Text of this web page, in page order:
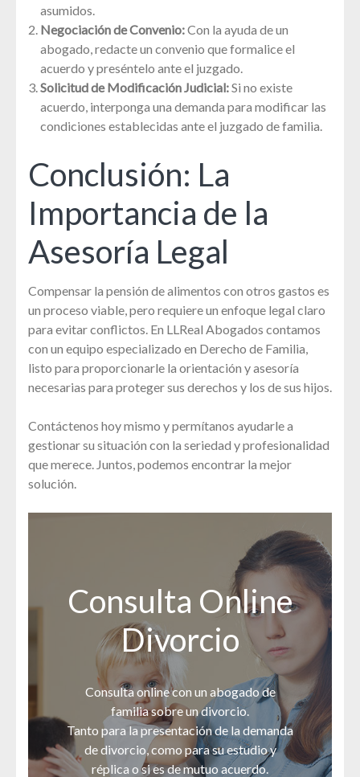
asumidos.
Negociación de Convenio:Con la ayuda de un
abogado, redacte un convenio que formalice el
acuerdo y preséntelo ante el juzgado.
Solicitud de Modificación Judicial:Si no existe
acuerdo, interponga una demanda para modificar las
condiciones establecidas ante el juzgado de familia.
Conclusión: La
Importancia de la
Asesoría Legal
Compensar la pensión de alimentos con otros gastos es
un proceso viable, pero requiere un enfoque legal claro
para evitar conflictos. En LLReal Abogados contamos
con un equipo especializado en Derecho de Familia,
listo para proporcionarle la orientación y asesoría
necesarias para proteger sus derechos y los de sus hijos.
Contáctenos hoy mismo y permítanos ayudarle a
gestionar su situación con la seriedad y profesionalidad
que merece. Juntos, podemos encontrar la mejor
solución.
Consulta Online
Divorcio
Consulta online con un abogado de
familia sobre un divorcio.
Tanto para la presentación de la demanda
de divorcio, como para su estudio y
réplica o si es de mutuo acuerdo.